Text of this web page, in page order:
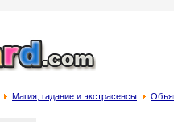
Магия, гадание и экстрасенсы